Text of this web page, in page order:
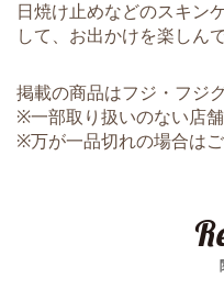
日焼け止めなどのスキン
して、お出かけを楽しん
掲載の商品はフジ・フジ
※一部取り扱いのない店舗
※万が一品切れの場合はご